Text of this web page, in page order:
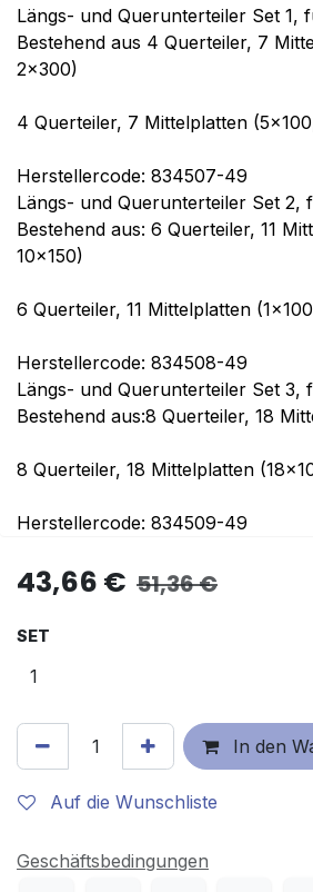
Längs- und Querunterteiler Set 1,
Bestehend aus 4 Querteiler, 7
2x300)
4 Querteiler, 7 Mittelplatten
Herstellercode: 834507-49
Längs- und Querunterteiler Set 2,
Bestehend aus: 6 Querteiler, 11
10x150)
6 Querteiler, 11 Mittelplatten
Herstellercode: 834508-49
Längs- und Querunterteiler Set 3,
Bestehend aus:8 Querteiler, 18
8 Querteiler, 18 Mittelplatten
Herstellercode: 834509-49
43,66 € 51,36€
SET
In den
Auf die Wunschliste
Geschäftsbedingungen